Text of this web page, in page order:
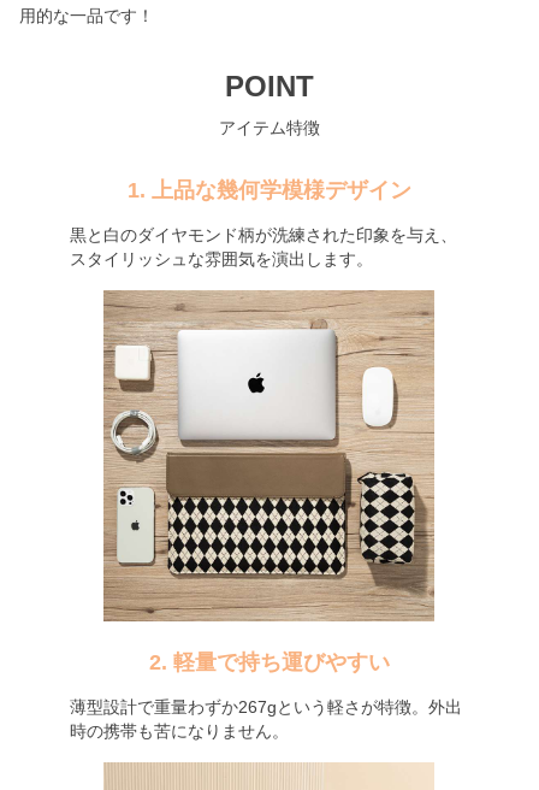
用的な一品です！
POINT
アイテム特徴
1. 上品な幾何学模様デザイン
黒と白のダイヤモンド柄が洗練された印象を与え、
スタイリッシュな雰囲気を演出します。
2. 軽量で持ち運びやすい
薄型設計で重量わずか267gという軽さが特徴。外出
時の携帯も苦になりません。